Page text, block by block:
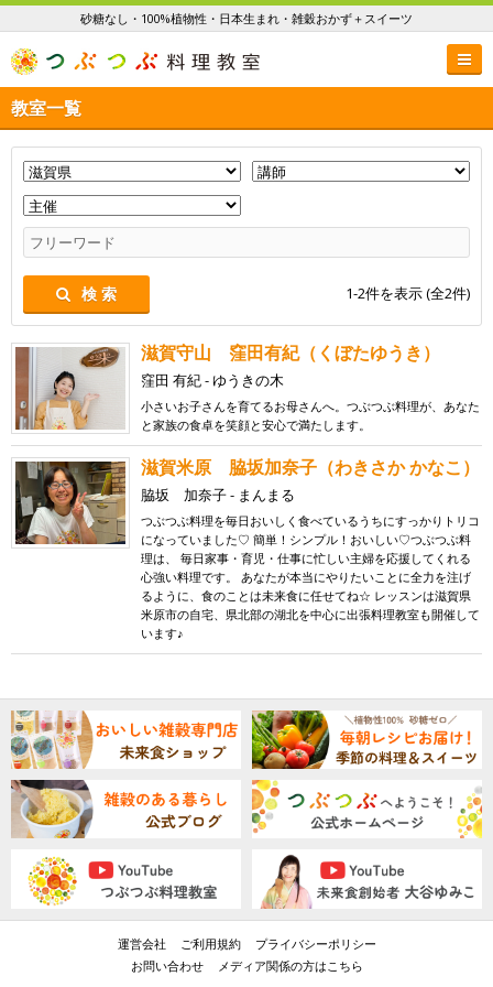
砂糖なし・100%植物性・日本生まれ・雑穀おかず＋スイーツ
教室一覧
検 索 1-2件を表示 (全2件)
滋賀守山 窪田有紀（くぼたゆうき）
窪田 有紀 - ゆうきの木
小さいお子さんを育てるお母さんへ。つぶつぶ料理が、あなた
と家族の食卓を笑顔と安心で満たします。
滋賀米原 脇坂加奈子（わきさか かなこ）
脇坂 加奈子 - まんまる
つぶつぶ料理を毎日おいしく食べているうちにすっかりトリコ
になっていました♡ 簡単！シンプル！おいしい♡つぶつぶ料
理は、 毎日家事・育児・仕事に忙しい主婦を応援してくれる
心強い料理です。 あなたが本当にやりたいことに全力を注げ
るように、食のことは未来食に任せてね☆ レッスンは滋賀県
米原市の自宅、県北部の湖北を中心に出張料理教室も開催して
います♪
運営会社 ご利用規約
プライバシーポリシー
お問い合わせ
メディア関係の方はこちら